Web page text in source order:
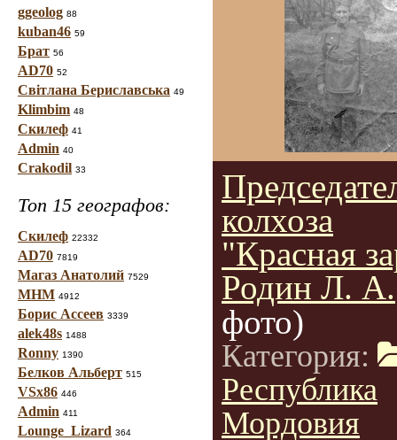
ggeolog 88
kuban46 59
Брат 56
AD70 52
Світлана Бериславська 49
Klimbim 48
Скилеф 41
Admin 40
Crakodil 33
Топ 15 географов:
Скилеф 22332
AD70 7819
Магаз Анатолий 7529
МНМ 4912
Борис Ассеев 3339
alek48s 1488
Ronny 1390
Белков Альберт 515
VSx86 446
Admin 411
Lounge_Lizard 364
колхоза
"Красная
Родин Л. А.
фото)
Категория:
Республика
Мордовия